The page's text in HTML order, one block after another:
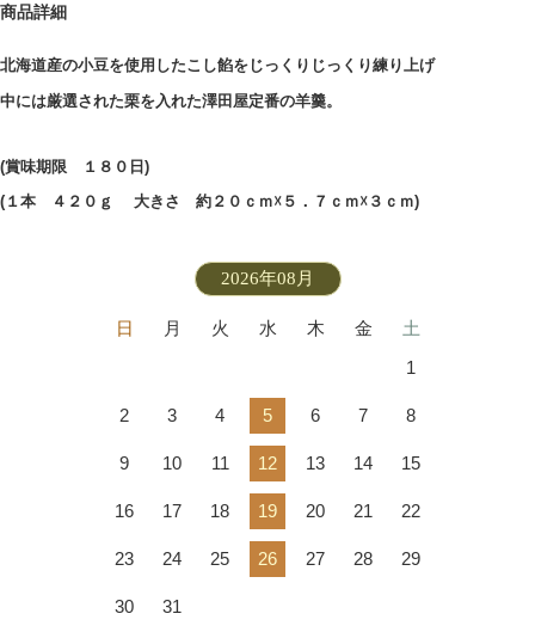
商品詳細
北海道産の小豆を使用したこし餡をじっくりじっくり練り上げ
中には厳選された栗を入れた澤田屋定番の羊羹。
(賞味期限 １８０日)
(１本 ４２０ｇ 大きさ 約２０ｃｍ☓５．７ｃｍ☓３ｃｍ)
2026年08月
日 月 火 水 木 金
土
1
2 3 4 5 6 7 8
9 10 11 12 13 14 15
16 17 18 19 20 21 22
23 24 25 26 27 28 29
30 31